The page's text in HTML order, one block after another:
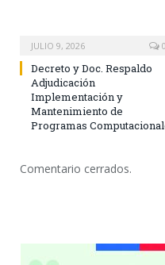
JULIO 9, 2026 0
Decreto y Doc. Respaldo
Adjudicación
Implementación y
Mantenimiento de
Programas
Comentario cerrados.